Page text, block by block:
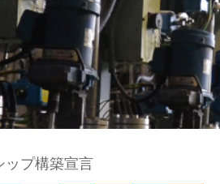
ップ構築宣言